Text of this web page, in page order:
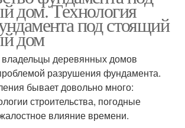
дом. Технология
под стоящий
дом
деревянных домов
разрушения фундамента.
бывает довольно много:
строительства, погодные
влияние времени.